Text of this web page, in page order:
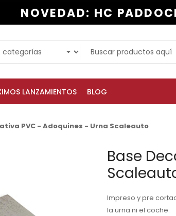
NOVEDAD: HC
LANZAMIENTOS BLOG
PVC - Adoquines - Urna Scaleauto
Base
Impreso y pre
la urna ni el coche.